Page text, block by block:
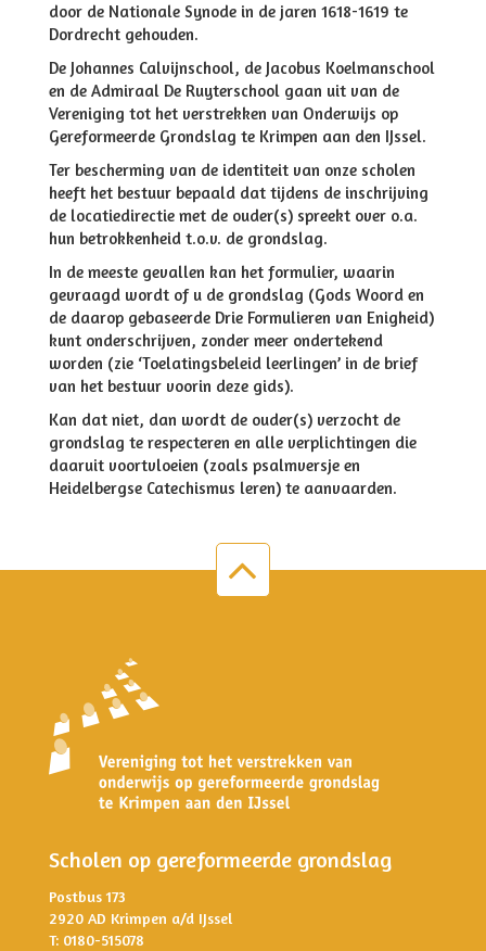
door de Nationale Synode in de jaren 1618-1619 te
Dordrecht gehouden.
De Johannes Calvijnschool, de Jacobus Koelmanschool
en de Admiraal De Ruyterschool gaan uit van de
Vereniging tot het verstrekken van Onderwijs op
Gereformeerde Grondslag te Krimpen aan den IJssel.
Ter bescherming van de identiteit van onze scholen
heeft het bestuur bepaald dat tijdens de inschrijving
de locatiedirectie met de ouder(s) spreekt over o.a.
hun betrokkenheid t.o.v. de grondslag.
In de meeste gevallen kan het formulier, waarin
gevraagd wordt of u de grondslag (Gods Woord en
de daarop gebaseerde Drie Formulieren van Enigheid)
kunt onderschrijven, zonder meer ondertekend
worden (zie ‘Toelatingsbeleid leerlingen’ in de brief
van het bestuur voorin deze gids).
Kan dat niet, dan wordt de ouder(s) verzocht de
grondslag te respecteren en alle verplichtingen die
daaruit voortvloeien (zoals psalmversje en
Heidelbergse Catechismus leren) te aanvaarden.
Scholen op gereformeerde grondslag
Postbus 173
2920 AD Krimpen a/d IJssel
T: 0180-515078